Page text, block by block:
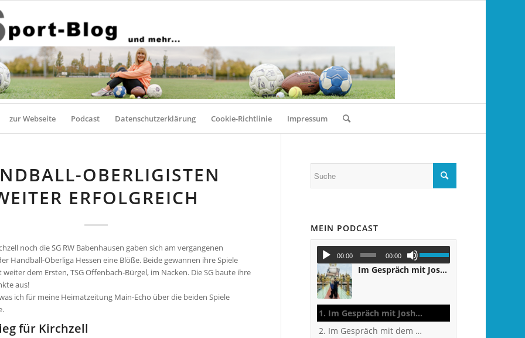
zur Webseite Podcast Datenschutzerklärung Cookie-Richtlinie Impressum
OBERLIGISTEN
ERFOLGREICH
noch die SG RW Babenhausen gaben sich am vergangenen
Handball-Oberliga Hessen eine Blöße. Beide gewannen ihre Spiele
dem Ersten, TSG Offenbach-Bürgel, im Nacken. Die SG baute ihre
aus!
ich für meine Heimatzeitung Main-Echo über die beiden Spiele
für Kirchzell
MEIN PODCAST
00:00 00:00
Im Gespräch mit Joshua Osifo - zwischen Studium, Handball und Weltreise
1. Im Gespräch mit Joshua Osifo - zwischen Studium, Handball und Weltreise
2. Im Gespräch mit dem ehemaligen Fußballer, jetzigen Handball-Fan und KFZ-Techniker-Meister Matthias Rieth